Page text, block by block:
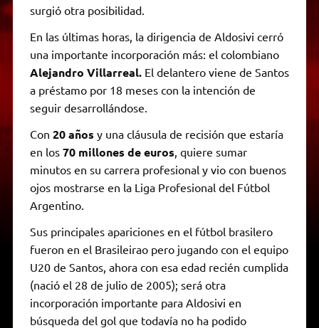
surgió otra posibilidad.
En las últimas horas, la dirigencia de Aldosivi cerró
una importante incorporación más: el colombiano
Alejandro Villarreal.El delantero viene de Santos
a préstamo por 18 meses con la intención de
seguir desarrollándose.
Con 20 años y una cláusula de recisión que estaría
en los 70 millones de euros , quiere sumar
minutos en su carrera profesional y vio con buenos
ojos mostrarse en la Liga Profesional del Fútbol
Argentino.
Sus principales apariciones en el fútbol brasilero
fueron en el Brasileirao pero jugando con el equipo
U20 de Santos, ahora con esa edad recién cumplida
(nació el 28 de julio de 2005); será otra
incorporación importante para Aldosivi en
búsqueda del gol que todavía no ha podido